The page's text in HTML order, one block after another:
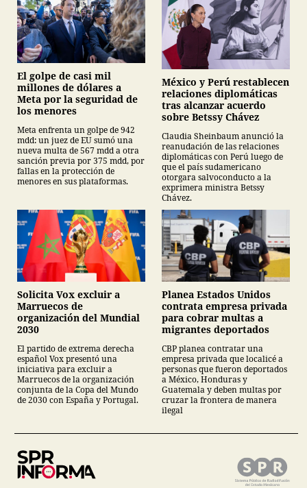
El golpe de casi mil
millones de dólares a
Meta por la seguridad de
los menores
Meta enfrenta un golpe de 942
mdd: un juez de EU sumó una
nueva multa de 567 mdd a otra
sanción previa por 375 mdd, por
fallas en la protección de
menores en sus plataformas.
México y Perú restablecen
relaciones diplomáticas
tras alcanzar acuerdo
sobre Betssy Chávez
Claudia Sheinbaum anunció la
reanudación de las relaciones
diplomáticas con Perú luego de
que el país sudamericano
otorgara salvoconducto a la
exprimera ministra Betssy
Chávez.
Solicita Vox excluir a
Marruecos de
organización del Mundial
2030
El partido de extrema derecha
español Vox presentó una
iniciativa para excluir a
Marruecos de la organización
conjunta de la Copa del Mundo
de 2030 con España y Portugal.
Planea Estados Unidos
contrata empresa privada
para cobrar multas a
migrantes deportados
CBP planea contratar una
empresa privada que localicé a
personas que fueron deportados
a México, Honduras y
Guatemala y deben multas por
cruzar la frontera de manera
ilegal